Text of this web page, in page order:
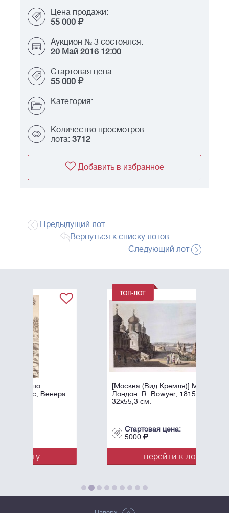
Цена продажи:
55 000
Аукцион № 3 состоялся:
20 Май 2016 12:00
Стартовая цена:
55 000
Категория:
Количество просмотров
лота: 3712
Добавить в избранное
Предыдущий лот
Вернуться к списку лотов
Следующий лот
[Москва (Вид Кремля)] Moscow/
Лондон: R. Bowyer, 1815. - 1 л.
Стартовая цена:
перейти к лоту